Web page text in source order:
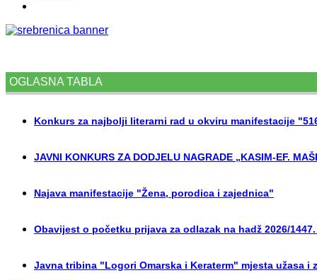
OGLASNA TABLA
Konkurs za najbolji literarni rad u okviru manifestacije
JAVNI KONKURS ZA DODJELU NAGRADE „KASIM-EF.
Najava manifestacije "Žena, porodica i zajednica"
Obavijest o početku prijava za odlazak na hadž 2026/
Javna tribina "Logori Omarska i Keraterm" mjesta užasa i